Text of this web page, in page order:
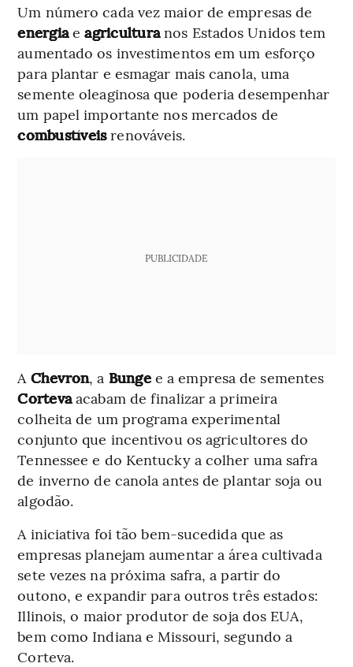
Um número cada vez maior de empresas de
energiaeagriculturanos Estados Unidos tem
aumentado os investimentos em um esforço
para plantar e esmagar mais canola, uma
semente oleaginosa que poderia desempenhar
um papel importante nos mercados de
combustíveisrenováveis.
PUBLICIDADE
A Chevron, a Bungee a empresa de sementes
Cortevaacabam de finalizar a primeira
colheita de um programa experimental
conjunto que incentivou os agricultores do
Tennessee e do Kentucky a colher uma safra
de inverno de canola antes de plantar soja ou
algodão.
A iniciativa foi tão bem-sucedida que as
empresas planejam aumentar a área cultivada
sete vezes na próxima safra, a partir do
outono, e expandir para outros três estados:
Illinois, o maior produtor de soja dos EUA,
bem como Indiana e Missouri, segundo a
Corteva.